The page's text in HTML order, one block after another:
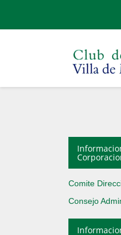
Comite
Consejo